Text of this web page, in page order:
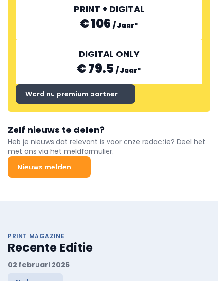
PRINT + DIGITAL
€ 106 /Jaar*
DIGITAL ONLY
€ 79.5 /Jaar*
Word nu premium partner
Zelf nieuws te delen?
Heb je nieuws dat relevant is voor onze redactie? Deel het
met ons via het meldformulier.
Nieuws melden
PRINT MAGAZINE
Recente Editie
02 februari 2026